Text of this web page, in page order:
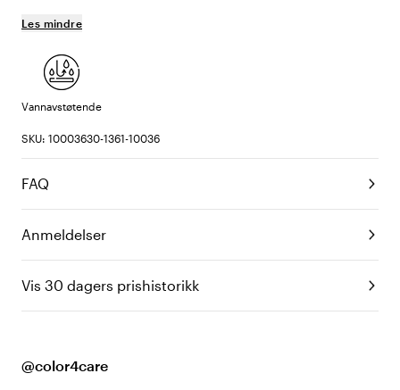
Les mindre
Vannavstøtende
SKU: 10003630-1361-10036
FAQ
Anmeldelser
Vis 30 dagers prishistorikk
@color4care